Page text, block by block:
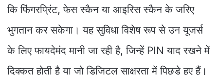
कि फिंगरप्रिंट, फेस स्कैन या आइरिस स्कैन के जरिए
भुगतान कर सकेगा। यह सुविधा विशेष रूप से उन यूजर्स
के लिए फायदेमंद मानी जा रही है, जिन्हें PIN याद रखने में
दिक्कत होती है या जो डिजिटल साक्षरता में पिछड़े हुए हैं।